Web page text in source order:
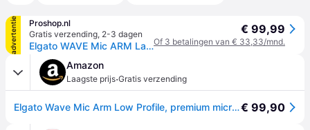
advertentie
Proshop.nl
Gratis verzending, 2-3 dagen
Elgato WAVE Mic ARM Laag profiel
€ 99,99
Of 3 betalingen van € 33,33/mnd.
Amazon
Laagste prijs·Gratis verzending
Elgato Wave Mic Arm Low Profile, premium microfoonarm€ 99,90